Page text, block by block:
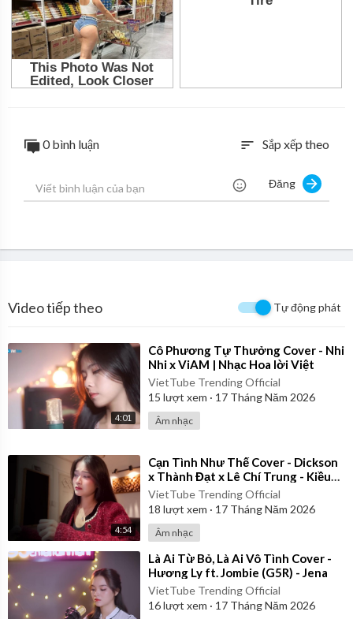
0 bình luận sort Sắp xếp theo
Đăng
Video tiếp theo Tự động phát
4:01
⁣Cô Phương Tự Thưởng Cover - Nhi
Nhi x ViAM | Nhạc Hoa lời Việt
VietTube Trending Official
15 lượt xem · 17 Tháng Năm 2026
Âm nhạc
4:54
⁣Cạn Tình Như Thế Cover - Dickson
x Thành Đạt x Lê Chí Trung - Kiều
Chi
VietTube Trending Official
18 lượt xem · 17 Tháng Năm 2026
Âm nhạc
⁣Là Ai Từ Bỏ, Là Ai Vô Tình Cover -
Hương Ly ft. Jombie (G5R) - Jena
VietTube Trending Official
16lượt xem · 17 Tháng Năm 2026